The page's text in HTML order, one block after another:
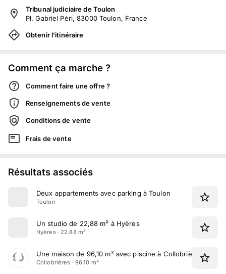
Tribunal judiciaire de Toulon
Pl. Gabriel Péri, 83000 Toulon, France
Obtenir l'itinéraire
Comment ça marche ?
Comment faire une offre ?
Renseignements de vente
Conditions de vente
Frais de vente
Résultats associés
Deux appartements avec parking à Toulon
Toulon
Un studio de 22,88 m² à Hyères
Hyères · 22.88 m²
Une maison de 96,10 m² avec piscine à Collobrières
Collobrières · 96.10 m²